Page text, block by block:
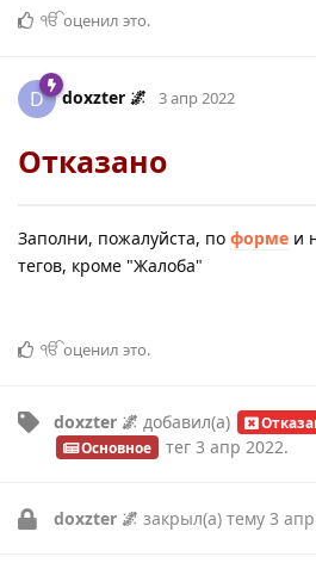
ੴоценил это.
D doxzter 🌌 3 апр 2022
Отказано
Заполни, пожалуйста, по форме и
тегов, кроме "Жалоба"
ੴоценил это.
doxzter 🌌 добавил(а)
Основное тег 3 апр 2022.
doxzter 🌌 закрыл(а) тему 3